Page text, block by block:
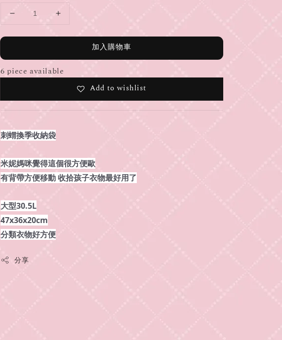
加入購物車
6 piece available
Add to wishlist
刺蝟換季收納袋
米妮媽咪覺得這個很方便歐
有背帶方便移動 收拾孩子衣物最好用了
大型30.5L
47x36x20cm
分類衣物好方便
分享